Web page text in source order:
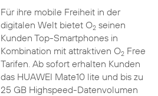
Für ihre mobile Freiheit in der
digitalen Welt bietet O2seinen
Kunden Top-Smartphones in
Kombination mit attraktiven O2Free
Tarifen. Ab sofort erhalten Kunden
das HUAWEI Mate10 lite und bis zu
25 GB Highspeed-Datenvolumen